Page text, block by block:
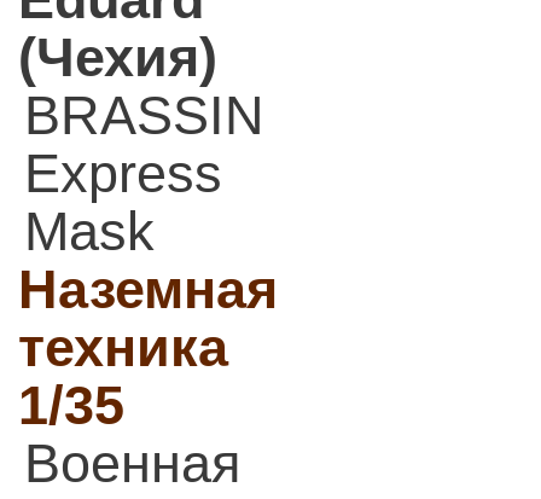
(Чехия)
BRASSIN
Express
Mask
Наземная
техника
1/35
Военная